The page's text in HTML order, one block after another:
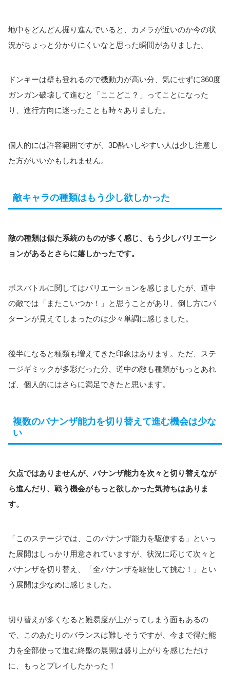
地中をどんどん掘り進んでいると、カメラが近いのか今の状
況がちょっと分かりにくいなと思った瞬間がありました。
ドンキーは壁も登れるので機動力が高い分、気にせずに360度
ガンガン破壊して進むと「ここどこ？」ってことになった
り、進行方向に迷ったことも時々ありました。
個人的には許容範囲ですが、3D酔いしやすい人は少し注意し
た方がいいかもしれません。
敵キャラの種類はもう少し欲しかった
敵の種類は似た系統のものが多く感じ、もう少しバリエーシ
ョンがあるとさらに嬉しかったです。
ボスバトルに関してはバリエーションを感じましたが、道中
の敵では「またこいつか！」と思うことがあり、倒し方にパ
ターンが見えてしまったのは少々単調に感じました。
後半になると種類も増えてきた印象はあります。ただ、ステ
ージギミックが多彩だった分、道中の敵も種類がもっとあれ
ば、個人的にはさらに満足できたと思います。
複数のバナンザ能力を切り替えて進む機会は少な
い
欠点ではありませんが、バナンザ能力を次々と切り替えなが
ら進んだり、戦う機会がもっと欲しかった気持ちはありま
す。
「このステージでは、このバナンザ能力を駆使する」といっ
た展開はしっかり用意されていますが、状況に応じて次々と
バナンザを切り替え、「全バナンザを駆使して挑む！」とい
う展開は少なめに感じました。
切り替えが多くなると難易度が上がってしまう面もあるの
で、このあたりのバランスは難しそうですが、今まで得た能
力を全部使って進む終盤の展開は盛り上がりを感じただけ
に、もっとプレイしたかった！